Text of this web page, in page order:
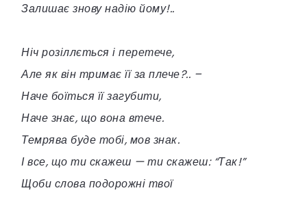
Залишає знову надію йому!..
Ніч розіллється і перетече,
Але як він тримає її за плече?.. –
Наче боїться її загубити,
Наче знає, що вона втече.
Темрява буде тобі, мов знак.
І все, що ти скажеш — ти скажеш: “Так!”
Щоби слова подорожні твої